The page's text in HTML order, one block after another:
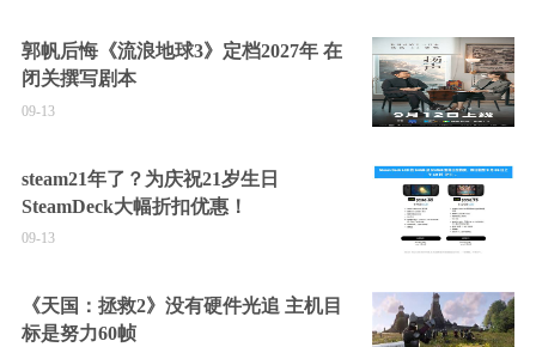
郭帆后悔《流浪地球3》定档2027年 在
闭关撰写剧本
09-13
steam21年了？为庆祝21岁生日
SteamDeck大幅折扣优惠！
09-13
《天国：拯救2》没有硬件光追 主机目
标是努力60帧